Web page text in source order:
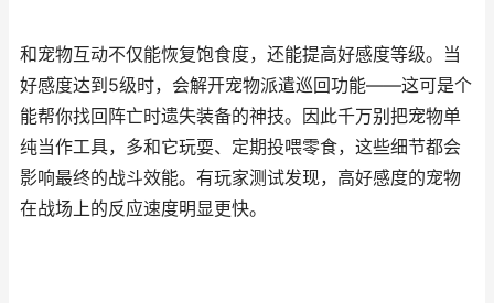
和宠物互动不仅能恢复饱食度，还能提高好感度等级。当
好感度达到5级时，会解开宠物派遣巡回功能——这可是个
能帮你找回阵亡时遗失装备的神技。因此千万别把宠物单
纯当作工具，多和它玩耍、定期投喂零食，这些细节都会
影响最终的战斗效能。有玩家测试发现，高好感度的宠物
在战场上的反应速度明显更快。